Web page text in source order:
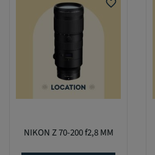
favorite_border
NIKON Z 70-200 f2,8 MM